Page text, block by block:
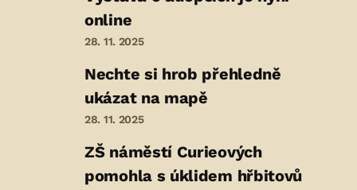
online
28. 11. 2025
Nechte si hrob přehledně
ukázat na mapě
28. 11. 2025
ZŠ náměstí Curieových
pomohla s úklidem hřbitovů